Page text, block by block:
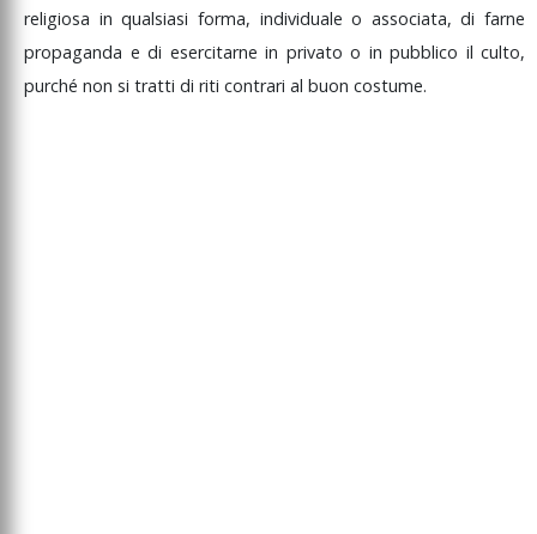
religiosa inqualsiasi forma, individualeo associata,di farne
propaganda e di esercitarne in privato o in pubblico il culto,
purché non si tratti di riti contrari al buon costume.